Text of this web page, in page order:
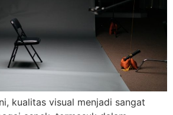
kualitas visual menjadi sangat